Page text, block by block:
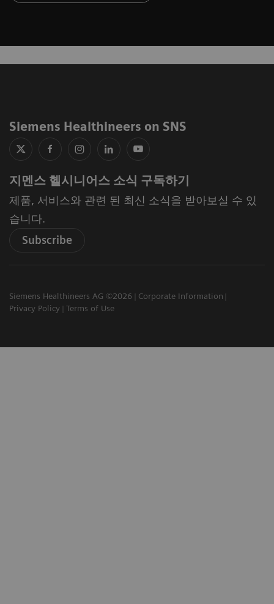
Siemens Healthineers on SNS
지멘스 헬시니어스 소식 구독하기
제품, 서비스와 관련 된 최신 소식을 받아보실 수 있
습니다.
Subscribe
Siemens Healthineers AG ©2026
Corporate Information
Privacy Policy
Terms of Use